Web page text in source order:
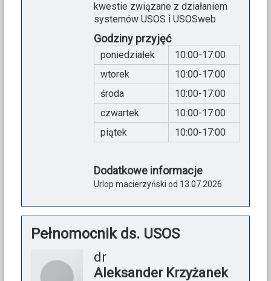
kwestie związane z działaniem
systemów USOS i USOSweb
Godziny przyjęć
poniedziałek
10:00-17:00
wtorek
10:00-17:00
środa
10:00-17:00
czwartek
10:00-17:00
piątek
10:00-17:00
Dodatkowe informacje
Urlop macierzyński od 13.07.2026
Pełnomocnik ds. USOS
dr
Aleksander Krzyżanek